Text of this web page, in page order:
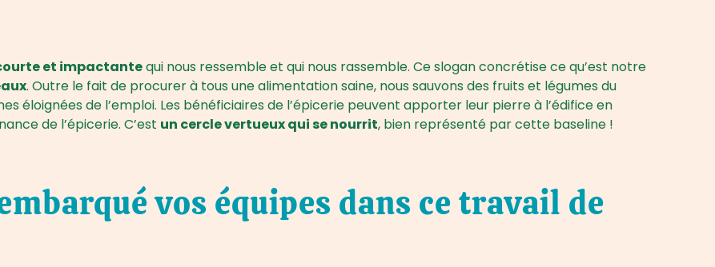
et impactantequi nous ressemble et qui nous rassemble. Ce slogan concrétise ce qu’est notre
. Outre le fait de procurer à tous une alimentation saine, nous sauvons des fruits et légumes du
éloignées de l’emploi. Les bénéficiaires de l’épicerie peuvent apporter leur pierre à l’édifice en
de l’épicerie. C’est un cercle vertueux qui se nourrit, bien représenté par cette baseline !
vos équipes dans ce travail de